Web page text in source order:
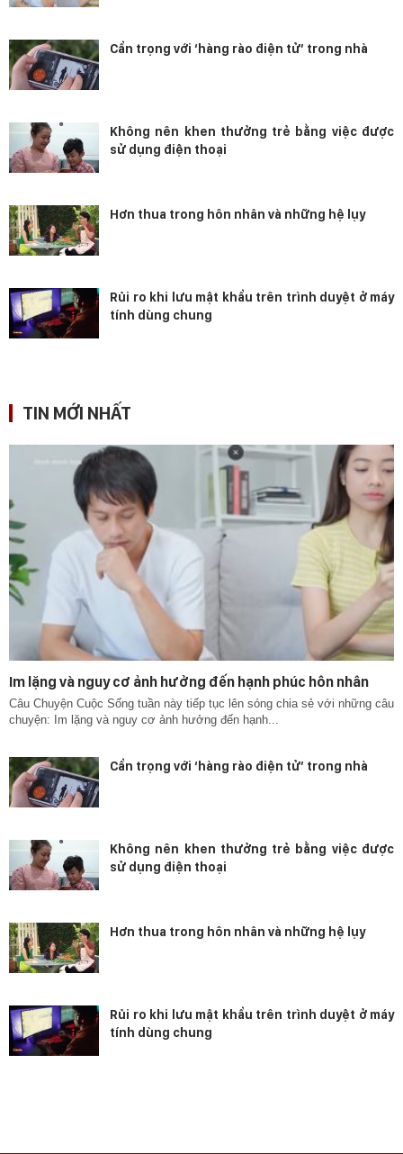
Cẩn trọng với ‘hàng rào điện tử’ trong nhà
Không nên khen thưởng trẻ bằng việc được
sử dụng điện thoại
Hơn thua trong hôn nhân và những hệ lụy
Rủi ro khi lưu mật khẩu trên trình duyệt ở máy
tính dùng chung
TIN MỚI NHẤT
Im lặng và nguy cơ ảnh hưởng đến hạnh phúc hôn nhân
Câu Chuyện Cuộc Sống tuần này tiếp tục lên sóng chia sẻ với những câu
chuyện: Im lặng và nguy cơ ảnh hưởng đến hạnh...
Cẩn trọng với ‘hàng rào điện tử’ trong nhà
Không nên khen thưởng trẻ bằng việc được
sử dụng điện thoại
Hơn thua trong hôn nhân và những hệ lụy
Rủi ro khi lưu mật khẩu trên trình duyệt ở máy
tính dùng chung